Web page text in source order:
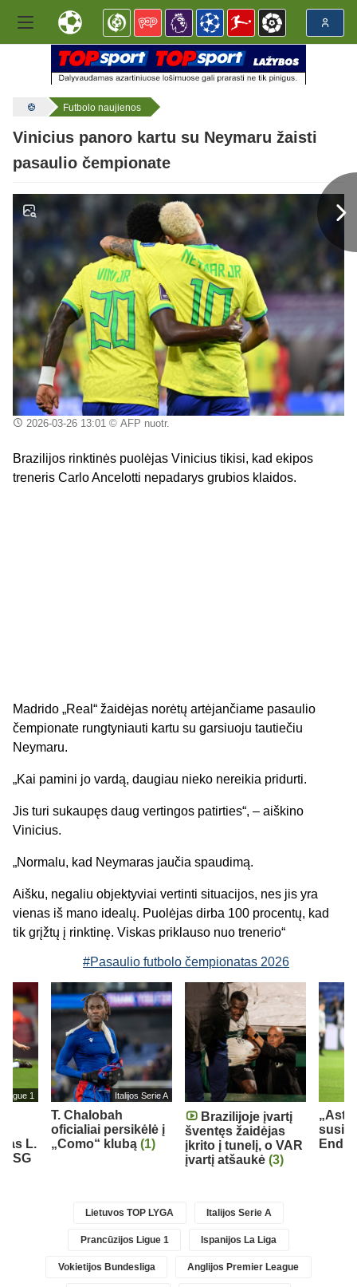
Futbolo naujienos
Vinicius panoro kartu su Neymaru žaisti
pasaulio čempionate
2026-03-26 13:01 © AFP nuotr.
Brazilijos rinktinės puolėjas Vinicius tikisi, kad ekipos
treneris Carlo Ancelotti nepadarys grubios klaidos.
Madrido „Real“ žaidėjas norėtų artėjančiame pasaulio
čempionate rungtyniauti kartu su garsiuoju tautiečiu
Neymaru.
„Kai pamini jo vardą, daugiau nieko nereikia pridurti.
Jis turi sukaupęs daug vertingos patirties“, – aiškino
Vinicius.
„Normalu, kad Neymaras jaučia spaudimą.
Aišku, negaliu objektyviai vertinti situacijos, nes jis yra
vienas iš mano idealų. Puolėjas dirba 100 procentų, kad
tik grįžtų į rinktinę. Viskas priklauso nuo trenerio“
#Pasaulio futbolo čempionatas 2026
Ligue 1
L.
PSG
Italijos Serie A
T. Chalobah
oficialiai persikėlė į
„Como“ klubą (1)
Brazilijoje įvartį
šventęs žaidėjas
įkrito į tunelį, o VAR
įvartį atšaukė (3)
Lietuvos TOP LYGA Italijos Serie A
Prancūzijos Ligue 1 Ispanijos La Liga
Vokietijos Bundesliga Anglijos Premier League